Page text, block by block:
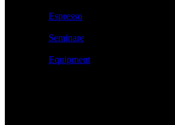
Espresso
Seminare
Equipment